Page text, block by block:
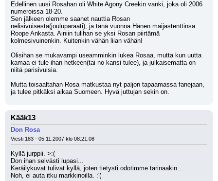
Edellinen uusi Rosahan oli White Agony Creekin vanki, joka oli 2006
numeroissa 18-20.
Sen jälkeen olemme saanet nauttia Rosan
nelisivuisesta(jouluparaati), ja tänä vuonna Hänen maijastenttinsa
Roope Ankasta. Ainiin tulihan se yksi Rosan piirtämä
kolmesivuinenkin. Kuitenkin vähän liian vähän!
Olisihan se mukavampi useamminkin lukea Rosaa, mutta kun uutta
kamaa ei tule ihan hetkeen(tai no kansi tulee), ja julkaisematta on
niitä parisivuisia.
Mutta toisaaltahan Rosa matkustaa nyt paljon tapaamassa fanejaan,
ja tulee pitkäksi aikaa Suomeen. Hyvä juttujan sekin on.
Kääk13
Don Rosa
Viesti 183 - 05.11.2007 klo 08:21:08
Kyllä jurppii. >:(
Don ihan selvästi lupasi...
Keräilykuvat tulivat kyllä, joten tietysti odotimme tarinaakin...
Noh, ei auta itku markkinoilla. :'(